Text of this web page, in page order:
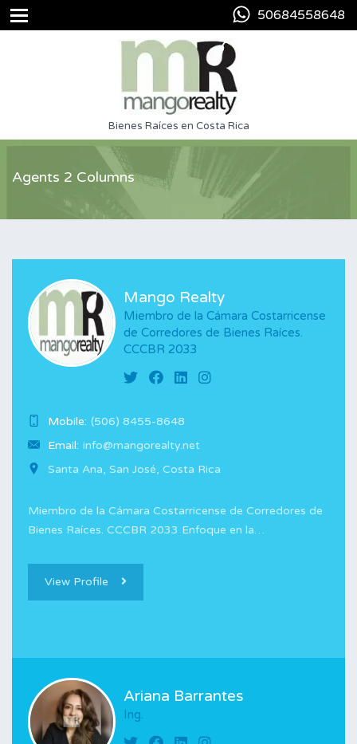
50684558648
Bienes Raíces en Costa Rica
Agents 2 Columns
Mango Realty
Miembro de la Cámara Costarricense
de Corredores de Bienes Raíces.
CCCBR 2033
Mobile: (506) 8455-8648
Email: info@mangorealty.net
Santa Ana, San José, Costa Rica
Miembro de la Cámara Costarricense de Corredores de
Bienes Raíces. CCCBR 2033 Enfoque en la…
View Profile
Ariana Barrantes
Ing.